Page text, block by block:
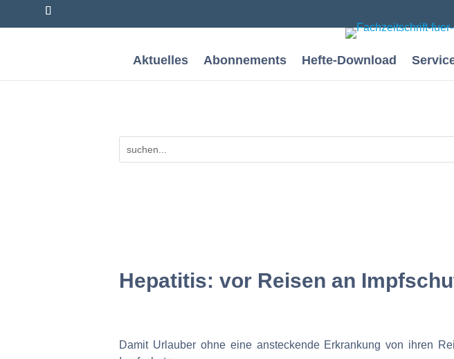
Aktuelles Abonnements Hefte-Download
Hepatitis: vor Reisen an
Damit Urlauber ohne eine ansteckende Erkrankung von ihren